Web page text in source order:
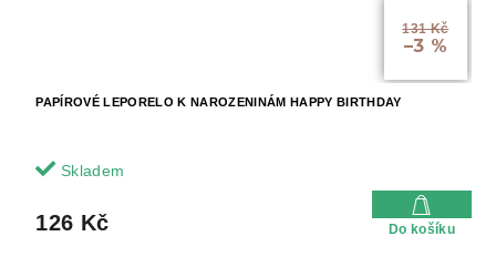
131 Kč
–3 %
PAPÍROVÉ LEPORELO K NAROZENINÁM HAPPY BIRTHDAY
Skladem
126 Kč Do košíku